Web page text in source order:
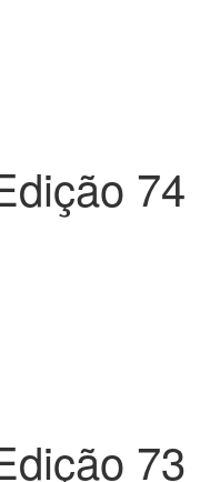
74
73